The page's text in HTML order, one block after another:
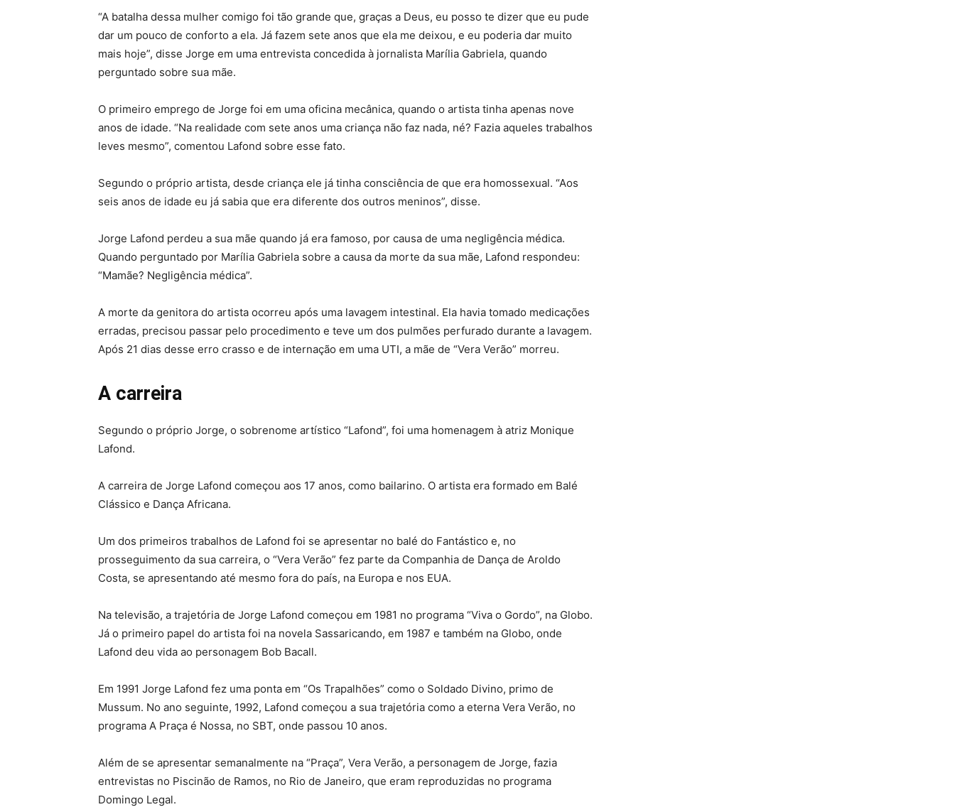
“A batalha dessa mulher comigo foi tão grande que, graças a Deus, eu posso te dizer que eu pude
dar um pouco de conforto a ela. Já fazem sete anos que ela me deixou, e eu poderia dar muito
mais hoje”, disse Jorge em uma entrevista concedida à jornalista Marília Gabriela, quando
perguntado sobre sua mãe.
O primeiro emprego de Jorge foi em uma oficina mecânica, quando o artista tinha apenas nove
anos de idade. “Na realidade com sete anos uma criança não faz nada, né? Fazia aqueles trabalhos
leves mesmo”, comentou Lafond sobre esse fato.
Segundo o próprio artista, desde criança ele já tinha consciência de que era homossexual. “Aos
seis anos de idade eu já sabia que era diferente dos outros meninos”, disse.
Jorge Lafond perdeu a sua mãe quando já era famoso, por causa de uma negligência médica.
Quando perguntado por Marília Gabriela sobre a causa da morte da sua mãe, Lafond respondeu:
“Mamãe? Negligência médica”.
A morte da genitora do artista ocorreu após uma lavagem intestinal. Ela havia tomado medicações
erradas, precisou passar pelo procedimento e teve um dos pulmões perfurado durante a lavagem.
Após 21 dias desse erro crasso e de internação em uma UTI, a mãe de “Vera Verão” morreu.
A carreira
Segundo o próprio Jorge, o sobrenome artístico “Lafond”, foi uma homenagem à atriz Monique
Lafond.
A carreira de Jorge Lafond começou aos 17 anos, como bailarino. O artista era formado em Balé
Clássico e Dança Africana.
Um dos primeiros trabalhos de Lafond foi se apresentar no balé do Fantástico e, no
prosseguimento da sua carreira, o “Vera Verão” fez parte da Companhia de Dança de Aroldo
Costa, se apresentando até mesmo fora do país, na Europa e nos EUA.
Na televisão, a trajetória de Jorge Lafond começou em 1981 no programa “Viva o Gordo”, na Globo.
Já o primeiro papel do artista foi na novela Sassaricando, em 1987 e também na Globo, onde
Lafond deu vida ao personagem Bob Bacall.
Em 1991 Jorge Lafond fez uma ponta em “Os Trapalhões” como o Soldado Divino, primo de
Mussum. No ano seguinte, 1992, Lafond começou a sua trajetória como a eterna Vera Verão, no
programa A Praça é Nossa, no SBT, onde passou 10 anos.
Além de se apresentar semanalmente na “Praça”, Vera Verão, a personagem de Jorge, fazia
entrevistas no Piscinão de Ramos, no Rio de Janeiro, que eram reproduzidas no programa
Domingo Legal.